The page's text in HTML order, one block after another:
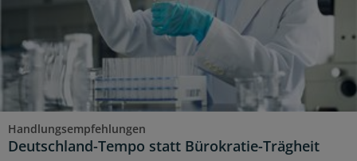
Handlungsempfehlungen
Deutschland-Tempo statt Bürokratie-Trägheit